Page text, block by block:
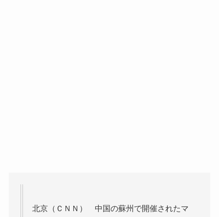
北京（ＣＮＮ） 中国の蘇州で開催されたマ